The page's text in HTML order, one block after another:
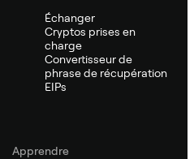
Échanger
Cryptos prises en
charge
Convertisseur de
phrase de récupération
EIPs
Apprendre